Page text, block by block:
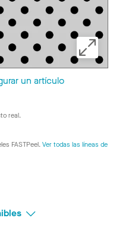
un artículo
real.
FASTPeel. Ver todas las líneas de